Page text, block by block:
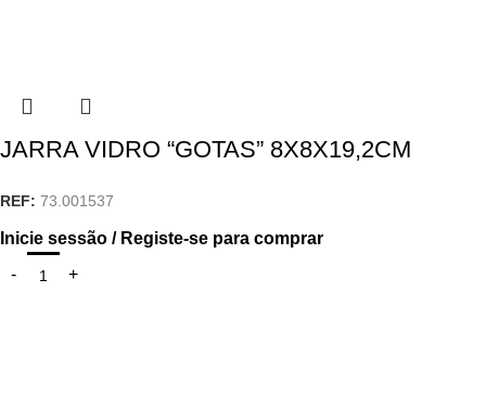
JARRA VIDRO “GOTAS” 8X8X19,2CM
REF: 73.001537
Inicie sessão / Registe-se para comprar